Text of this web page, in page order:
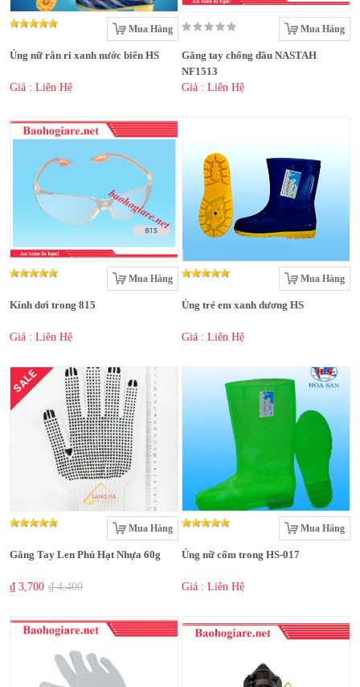
Mua Hàng
Ủng nữ rằn ri xanh nước biển HS
Giá : Liên Hệ
Mua Hàng
Găng tay chống dầu NASTAH
NF1513
Giá : Liên Hệ
Mua Hàng
Kính dơi trong 815
Giá : Liên Hệ
Mua Hàng
Ủng trẻ em xanh dương HS
Giá : Liên Hệ
SALE
Mua Hàng
Găng Tay Len Phủ Hạt Nhựa 60g
₫ 3,700 ₫ 4,400
Mua Hàng
Ủng nữ cốm trong HS-017
Giá : Liên Hệ